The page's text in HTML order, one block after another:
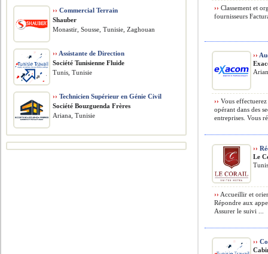
›› Classement et
fournisseurs
››
›› Vous
opérant dans des
entreprises. Vous
››
Le
›› Accueillir et
Répondre aux
Assurer le suivi ...
››
›› Commercial Terrain
Shauber
Monastir, Sousse, Tunisie, Zaghouan
›› Assistante de Direction
Société Tunisienne Fluide
Tunis, Tunisie
›› Technicien Supérieur en Génie Civil
Société Bouzguenda Frères
Ariana, Tunisie